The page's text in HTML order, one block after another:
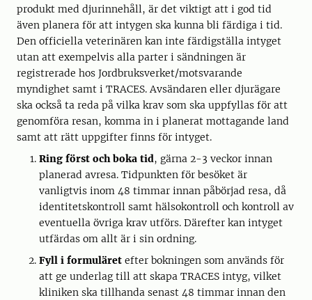
produkt med djurinnehåll, är det viktigt att i god tid
även planera för att intygen ska kunna bli färdiga i tid.
Den officiella veterinären kan inte färdigställa intyget
utan att exempelvis alla parter i sändningen är
registrerade hos Jordbruksverket/motsvarande
myndighet samt i TRACES. Avsändaren eller djurägare
ska också ta reda på vilka krav som ska uppfyllas för att
genomföra resan, komma in i planerat mottagande land
samt att rätt uppgifter finns för intyget.
Ring först och boka tid, gärna 2-3 veckor innan
planerad avresa. Tidpunkten för besöket är
vanligtvis inom 48 timmar innan påbörjad resa, då
identitetskontroll samt hälsokontroll och kontroll av
eventuella övriga krav utförs. Därefter kan intyget
utfärdas om allt är i sin ordning.
Fyll i formuläret efter bokningen som används för
att ge underlag till att skapa TRACES intyg, vilket
kliniken ska tillhanda senast 48 timmar innan den